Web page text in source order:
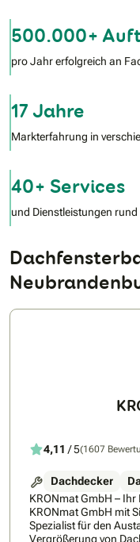
500.000+
pro Jahr erfolgreich an
17 Jahre
Markterfahrung in
40+ Services
und Dienstleistungen
4,11 / 5(1607
Dachdecker
KRONmat GmbH –
KRONmat GmbH mit
Spezialist für den
Vergrößerung von